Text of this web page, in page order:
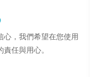
心，我們希望在您使用
任與用心。